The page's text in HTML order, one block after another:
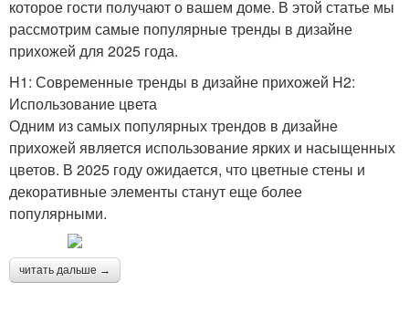
которое гости получают о вашем доме. В этой статье мы
рассмотрим самые популярные тренды в дизайне
прихожей для 2025 года.
H1: Современные тренды в дизайне прихожей H2:
Использование цвета
Одним из самых популярных трендов в дизайне
прихожей является использование ярких и насыщенных
цветов. В 2025 году ожидается, что цветные стены и
декоративные элементы станут еще более
популярными.
читать дальше →